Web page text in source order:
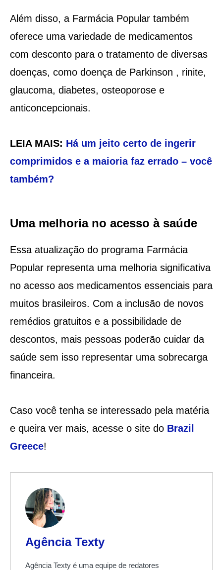
Além disso, a Farmácia Popular também
oferece uma variedade de medicamentos
com desconto para o tratamento de diversas
doenças, como doença de Parkinson , rinite,
glaucoma, diabetes, osteoporose e
anticoncepcionais.
LEIA MAIS: Há um jeito certo de ingerir
comprimidos e a maioria faz errado – você
também?
Uma melhoria no acesso à saúde
Essa atualização do programa Farmácia
Popular representa uma melhoria significativa
no acesso aos medicamentos essenciais para
muitos brasileiros. Com a inclusão de novos
remédios gratuitos e a possibilidade de
descontos, mais pessoas poderão cuidar da
saúde sem isso representar uma sobrecarga
financeira.
Caso você tenha se interessado pela matéria
e queira ver mais, acesse o site do Brazil
Greece!
Agência Texty
Agência Texty é uma equipe de redatores